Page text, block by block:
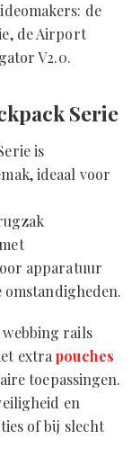
de
de Airport
V2.0.
Serie
is
ideaal voor
apparatuur
rails
extrapouches
toepassingen.
en
of bij slecht